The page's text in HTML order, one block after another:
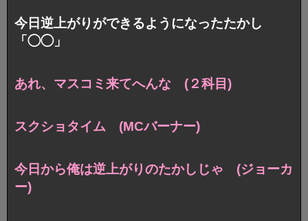
今日逆上がりができるようになったたかし
「◯◯」
あれ、マスコミ来てへんな (２科目)
スクショタイム (MCバーナー)
今日から俺は逆上がりのたかしじゃ (ジョーカ
ー)